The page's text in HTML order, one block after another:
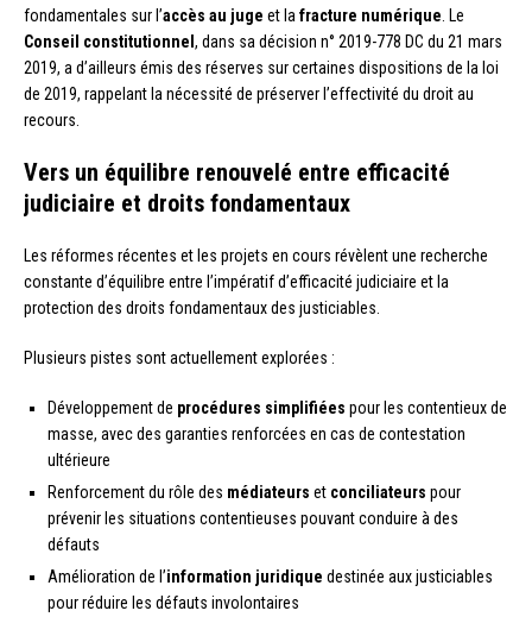
fondamentales sur l’accès au juge et la fracture numérique . Le
Conseil constitutionnel , dans sa décision n° 2019-778 DC du 21 mars
2019, a d’ailleurs émis des réserves sur certaines dispositions de la loi
de 2019, rappelant la nécessité de préserver l’effectivité du droit au
recours.
Vers un équilibre renouvelé entre efficacité
judiciaire et droits fondamentaux
Les réformes récentes et les projets en cours révèlent une recherche
constante d’équilibre entre l’impératif d’efficacité judiciaire et la
protection des droits fondamentaux des justiciables.
Plusieurs pistes sont actuellement explorées :
Développement de procédures simplifiées pour les contentieux de
masse, avec des garanties renforcées en cas de contestation
ultérieure
Renforcement du rôle des médiateurs et conciliateurs pour
prévenir les situations contentieuses pouvant conduire à des
défauts
Amélioration de l’information juridique destinée aux justiciables
pour réduire les défauts involontaires